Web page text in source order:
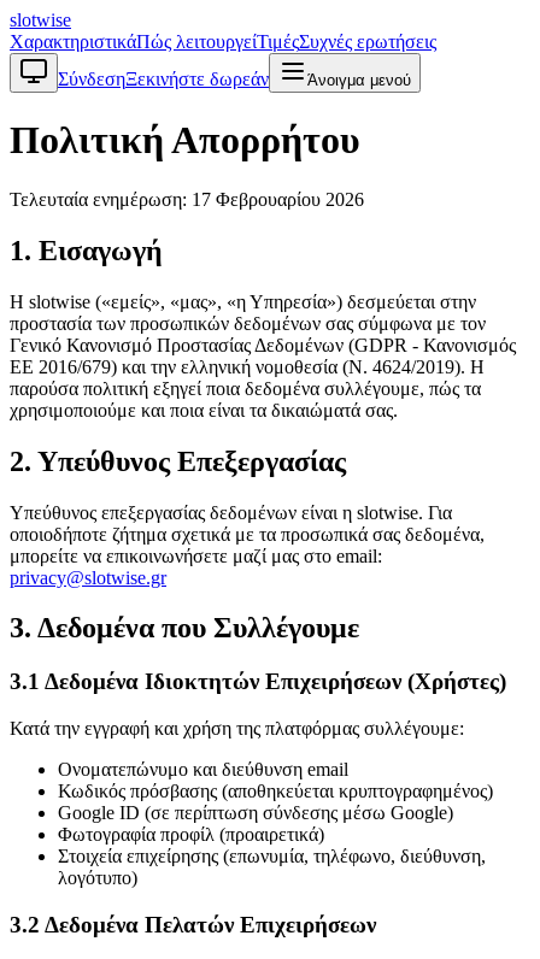
slotwise
ΧαρακτηριστικάΠώς λειτουργείΤιμέςΣυχνές ερωτήσεις
ΣύνδεσηΞεκινήστε δωρεάν Άνοιγμα μενού
Πολιτική Απορρήτου
Τελευταία ενημέρωση: 17 Φεβρουαρίου 2026
1. Εισαγωγή
Η slotwise («εμείς», «μας», «η Υπηρεσία») δεσμεύεται στην
προστασία των προσωπικών δεδομένων σας σύμφωνα με τον
Γενικό Κανονισμό Προστασίας Δεδομένων (GDPR - Κανονισμός
ΕΕ 2016/679) και την ελληνική νομοθεσία (Ν. 4624/2019). Η
παρούσα πολιτική εξηγεί ποια δεδομένα συλλέγουμε, πώς τα
χρησιμοποιούμε και ποια είναι τα δικαιώματά σας.
2. Υπεύθυνος Επεξεργασίας
Υπεύθυνος επεξεργασίας δεδομένων είναι η slotwise. Για
οποιοδήποτε ζήτημα σχετικά με τα προσωπικά σας δεδομένα,
μπορείτε να επικοινωνήσετε μαζί μας στο email:
privacy@slotwise.gr
3. Δεδομένα που Συλλέγουμε
3.1 Δεδομένα Ιδιοκτητών Επιχειρήσεων (Χρήστες)
Κατά την εγγραφή και χρήση της πλατφόρμας συλλέγουμε:
Ονοματεπώνυμο και διεύθυνση email
Κωδικός πρόσβασης (αποθηκεύεται κρυπτογραφημένος)
Google ID (σε περίπτωση σύνδεσης μέσω Google)
Φωτογραφία προφίλ (προαιρετικά)
Στοιχεία επιχείρησης (επωνυμία, τηλέφωνο, διεύθυνση,
λογότυπο)
3.2 Δεδομένα Πελατών Επιχειρήσεων